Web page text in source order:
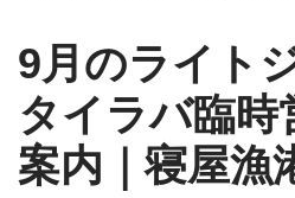
9月のライト
タイラバ臨時
案内｜寝屋漁